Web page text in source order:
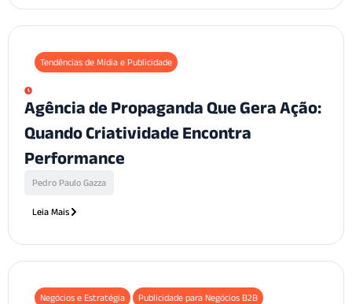
Tendências de Mídia e Publicidade
Agência de Propaganda Que Gera Ação:
Quando Criatividade Encontra
Performance
Pedro Paulo Gazza
Leia Mais
Negócios e Estratégia Publicidade para Negócios B2B